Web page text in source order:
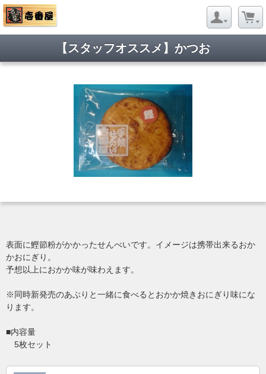
【スタッフオススメ】かつお
表面に鰹節粉がかかったせんべいです。イメージは携帯出来るおか
かおにぎり。
予想以上におかか味が味わえます。
※同時新発売のあぶりと一緒に食べるとおかか焼きおにぎり味にな
ります。
■内容量
5枚セット